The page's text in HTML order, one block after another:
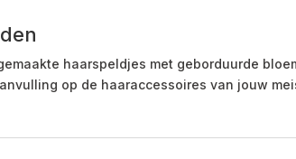
haarspeldjes met geborduurde
op de haaraccessoires van jouw